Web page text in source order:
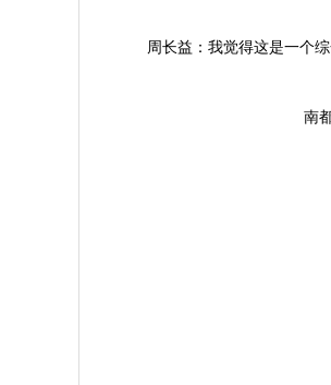
周长益：我觉得这是一个
南都记者 唐薇